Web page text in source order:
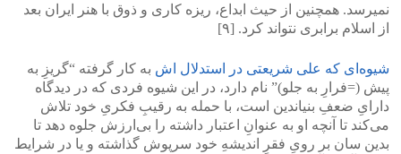
نمی‏رسد. همچنین از حیث ابداع، ریزه کاری و ذوق با هنر ایران بعد
از اسلام برابری نتواند کرد. [۹]
شیوه‌ای که علی‌ شریعتی در استدلال‌ اش به کار گرفته “گریزِ به
پیش (=فرارِ به جلو)” نام دارد، در این شیوه فردی که در دیدگاه
دارایِ ضعفِ بنیاندین است، با حمله به رقیبِ فکریِ خود تلاش
می‌کند تا آنچه او به عنوانِ اعتبار داشته را بی‌ارزش جلوه دهد تا
بدین سان بر رویِ فقرِ اندیشهِ خود سرپوش گذاشته و یا در شرایط